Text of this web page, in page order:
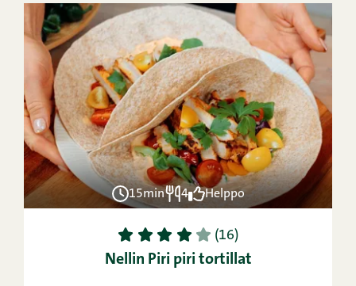
15min 4 Helppo
1 2 3 4 5 (16)
Nellin Piri piri tortillat